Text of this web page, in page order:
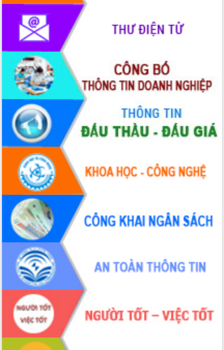
Tổ chức trang trọng Lễ hội Đền thờ
Lương Văn Chánh năm 2026
Phó Bí thư Tỉnh ủy Đắk Lắk Đỗ Hữu
Huy giữ chức Bí thư Đảng ủy Ủy Ban
Nhân dân tỉnh
Bệnh án điện tử thúc đẩy chuyển đổi
số y tế tại Đắk Lắk
Chuyển đổi số thư viện: Mở rộng
không gian tri thức trong thời đại số
Đánh giá, rút kinh nghiệm công tác tổ
chức diễn tập trước ngày bầu cử
Chương trình “Gặp gỡ hữu nghị –
Friendship Meeting New Year 2026”
Bầu cử Quốc hội và HĐND: Cử tri Đắk
Lắk gửi gắm niềm tin, kỳ vọng vào lá
phiếu
Đắk Lắk sẵn sàng các điều kiện cho
Ngày hội bầu cử đại biểu Quốc hội
khóa XVI và HĐND các cấp nhiệm kỳ
2026-2031
Đảm bảo cuộc bầu cử đại biểu Quốc
hội và đại biểu HĐND các cấp diễn ra
an toàn, hiệu quả, đúng quy định
Thủ tướng Chính phủ Phạm Minh Chính
kiểm tra, chỉ đạo hoàn thành các dự
án cao tốc và thăm khu tái định cư tại
Đắk Lắk
Sôi nổi Hội đua ngựa truyền thống Gò
Thì Thùng mừng Xuân Bính Ngọ 2026
Lãnh đạo tỉnh dâng hương tưởng niệm
tại Đập Đồng Cam đầu Xuân Bính Ngọ
Ngành nông nghiệp phấn đấu tăng